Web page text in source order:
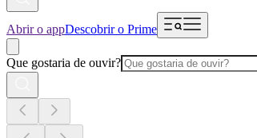
Abrir o appDescobrir o Prime
Que gostaria de ouvir?